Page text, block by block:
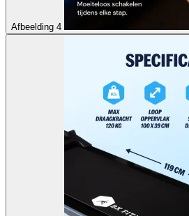
Afbeelding 4